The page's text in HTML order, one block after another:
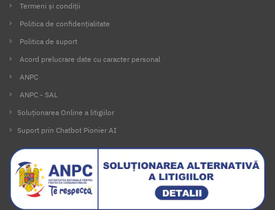
Termeni și condiții
Politica de confidențialitate
Politica de suport
Acord prelucrare date cu caracter personal
ANPC
ANPC - SAL
Soluționarea Online a litigiilor
Suport prin Chatbot Pionier AI